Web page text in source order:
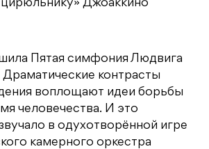
Джоаккино
Пятая симфония Людвига
Драматические контрасты
воплощают идеи борьбы
человечества. И это
в одухотворённой игре
камерного оркестра